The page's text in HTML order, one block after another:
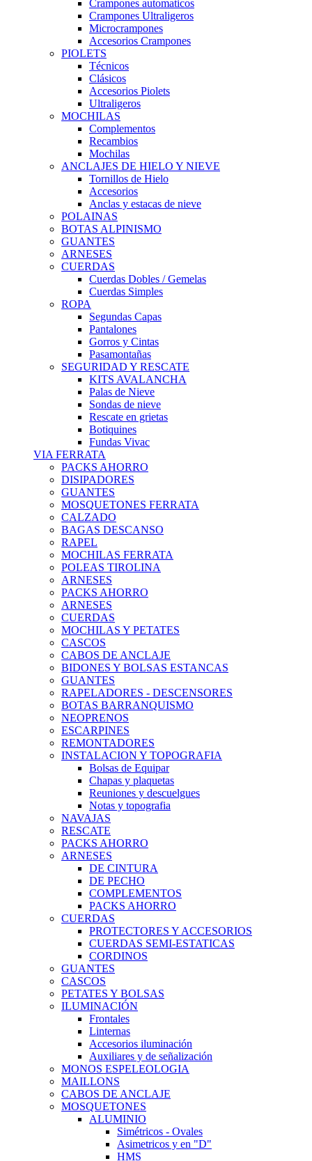
Crampones automaticos
Crampones Ultraligeros
Microcrampones
Accesorios Crampones
PIOLETS
Técnicos
Clásicos
Accesorios Piolets
Ultraligeros
MOCHILAS
Complementos
Recambios
Mochilas
ANCLAJES DE HIELO Y NIEVE
Tornillos de Hielo
Accesorios
Anclas y estacas de nieve
POLAINAS
BOTAS ALPINISMO
GUANTES
ARNESES
CUERDAS
Cuerdas Dobles / Gemelas
Cuerdas Simples
ROPA
Segundas Capas
Pantalones
Gorros y Cintas
Pasamontañas
SEGURIDAD Y RESCATE
KITS AVALANCHA
Palas de Nieve
Sondas de nieve
Rescate en grietas
Botiquines
Fundas Vivac
VIA FERRATA
PACKS AHORRO
DISIPADORES
GUANTES
MOSQUETONES FERRATA
CALZADO
BAGAS DESCANSO
RAPEL
MOCHILAS FERRATA
POLEAS TIROLINA
ARNESES
PACKS AHORRO
ARNESES
CUERDAS
MOCHILAS Y PETATES
CASCOS
CABOS DE ANCLAJE
BIDONES Y BOLSAS ESTANCAS
GUANTES
RAPELADORES - DESCENSORES
BOTAS BARRANQUISMO
NEOPRENOS
ESCARPINES
REMONTADORES
INSTALACION Y TOPOGRAFIA
Bolsas de Equipar
Chapas y plaquetas
Reuniones y descuelgues
Notas y topografia
NAVAJAS
RESCATE
PACKS AHORRO
ARNESES
DE CINTURA
DE PECHO
COMPLEMENTOS
PACKS AHORRO
CUERDAS
PROTECTORES Y ACCESORIOS
CUERDAS SEMI-ESTATICAS
CORDINOS
GUANTES
CASCOS
PETATES Y BOLSAS
ILUMINACIÓN
Frontales
Linternas
Accesorios iluminación
Auxiliares y de señalización
MONOS ESPELEOLOGIA
MAILLONS
CABOS DE ANCLAJE
MOSQUETONES
ALUMINIO
Simétricos - Ovales
Asimetricos y en "D"
HMS